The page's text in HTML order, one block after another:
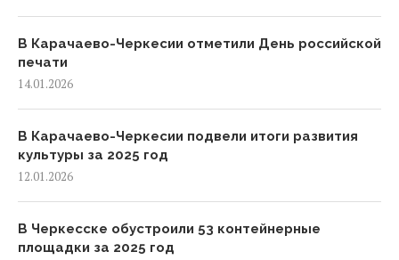
В Карачаево-Черкесии отметили День российской
печати
14.01.2026
В Карачаево-Черкесии подвели итоги развития
культуры за 2025 год
12.01.2026
В Черкесске обустроили 53 контейнерные
площадки за 2025 год